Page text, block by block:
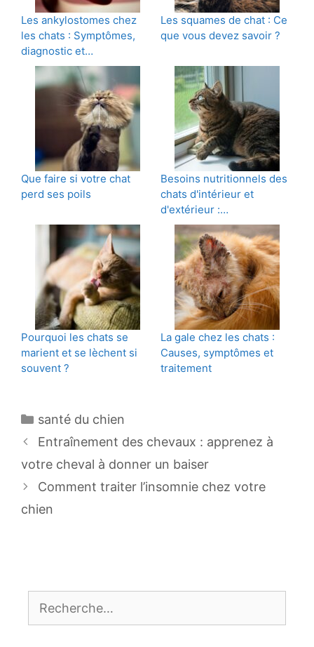
Les ankylostomes chez
les chats : Symptômes,
diagnostic et…
Les squames de chat : Ce
que vous devez savoir ?
Que faire si votre chat
perd ses poils
Besoins nutritionnels des
chats d'intérieur et
d'extérieur :…
Pourquoi les chats se
marient et se lèchent si
souvent ?
La gale chez les chats :
Causes, symptômes et
traitement
Catégories
santé du chien
Navigation
des
Entraînement des chevaux : apprenez à
votre cheval à donner un baiser
Comment traiter l’insomnie chez votre
chien